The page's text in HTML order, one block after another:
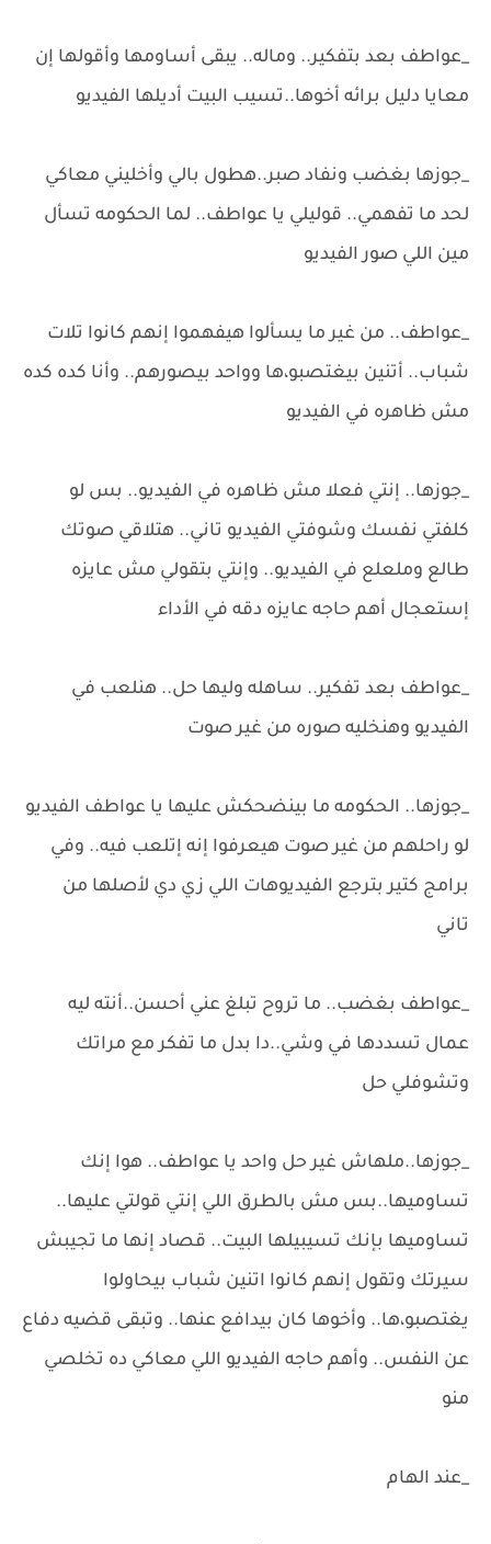
_عواطف بعد بتفكير.. وماله.. يبقى أساومها وأقولها إن
معايا دليل برائه أخوها..تسيب البيت أديلها الفيديو
_جوزها بغضب ونفاد صبر..هطول بالي وأخليني معاكي
لحد ما تفهمي.. قوليلي يا عواطف.. لما الحكومه تسأل
مين اللي صور الفيديو
_عواطف.. من غير ما يسألوا هيفهموا إنهم كانوا تلات
شباب.. أتنين بيغتصبو،ها وواحد بيصورهم.. وأنا كده كده
مش ظاهره في الفيديو
_جوزها.. إنتي فعلا مش ظاهره في الفيديو.. بس لو
كلفتي نفسك وشوفتي الفيديو تاني.. هتلاقي صوتك
طالع وملعلع في الفيديو.. وإنتي بتقولي مش عايزه
إستعجال أهم حاجه عايزه دقه في الأداء
_عواطف بعد تفكير.. ساهله وليها حل.. هنلعب في
الفيديو وهنخليه صوره من غير صوت
_جوزها.. الحكومه ما بينضحكش عليها يا عواطف الفيديو
لو راحلهم من غير صوت هيعرفوا إنه إتلعب فيه.. وفي
برامج كتير بترجع الفيديوهات اللي زي دي لأصلها من
تاني
_عواطف بغضب.. ما تروح تبلغ عني أحسن..أنته ليه
عمال تسددها في وشي..دا بدل ما تفكر مع مراتك
وتشوفلي حل
_جوزها..ملهاش غير حل واحد يا عواطف.. هوا إنك
تساوميها..بس مش بالطرق اللي إنتي قولتي عليها..
تساوميها بإنك تسيبيلها البيت.. قصاد إنها ما تجيبش
سيرتك وتقول إنهم كانوا اتنين شباب بيحاولوا
يغتصبو،ها.. وأخوها كان بيدافع عنها.. وتبقى قضيه دفاع
عن النفس.. وأهم حاجه الفيديو اللي معاكي ده تخلصي
منو
_عند الهام